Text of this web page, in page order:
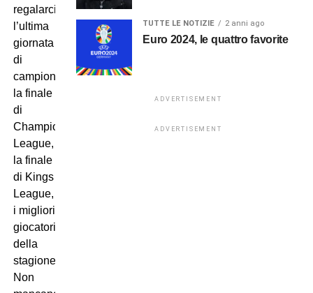
regalarci
l’ultima
giornata
di
campionato,
la finale
di
Champions
League,
la finale
di Kings
League,
i migliori
giocatori
della
stagione.
Non
TUTTE LE NOTIZIE 2 anni ago
Euro 2024, le quattro favorite
ADVERTISEMENT
ADVERTISEMENT